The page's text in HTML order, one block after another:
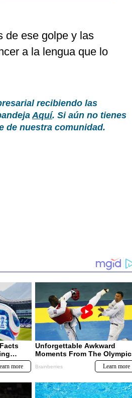
de ese golpe y las
a la lengua que lo
recibiendo las
Aquí. Si aún no tienes
de nuestra comunidad.